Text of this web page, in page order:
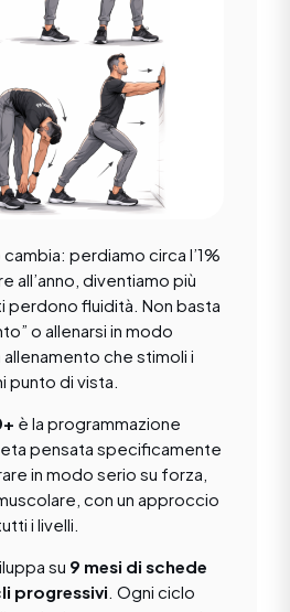
perdiamo circa l’1%
all’anno, diventiamo più
perdono fluidità. Non basta
o allenarsi in modo
che stimoli i
di vista.
è la programmazione
pensata specificamente
in modo serio su forza,
con un approccio
i livelli.
su 9 mesi di schede
progressivi . Ogni ciclo